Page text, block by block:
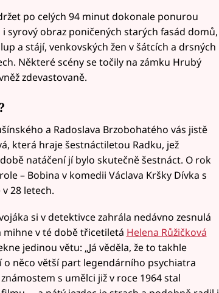
po celých 94 minut dokonale ponurou
obraz poničených starých fasád domů,
a stájí, venkovských žen v šátcích a drsných
Některé scény se točily na zámku Hrubý
zdevastovaně.
a Radoslava Brzobohatého vás jistě
která hraje šestnáctiletou Radku, jež
natáčení jí bylo skutečně šestnáct. O rok
– Bobina v komedii Václava Kršky Dívka s
28 letech.
si v detektivce zahrála nedávno zesnulá
mihne v té době třicetiletá Helena Růžičková
jedinou větu: „Já věděla, že to takhle
něco větší part legendárního psychiatra
s umělci již v roce 1964 stal